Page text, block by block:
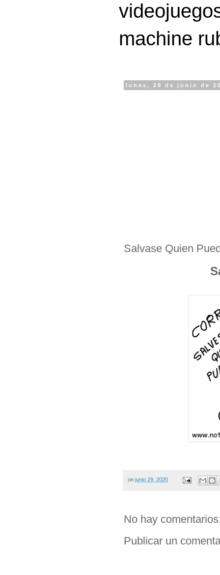
machine
lunes, 29 de junio de
Salvase Quien
on junio 29, 2020
No hay
Publicar un